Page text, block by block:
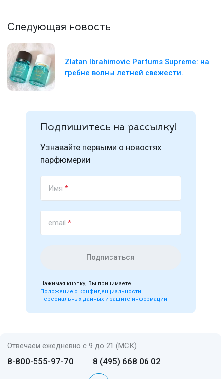
Следующая новость
Zlatan Ibrahimovic Parfums Supreme: на
гребне волны летней свежести.
Подпишитесь на рассылку!
Узнавайте первыми о новостях
парфюмерии
Имя *
email *
Подписаться
Нажимая кнопку, Вы принимаете
Положение о конфиденциальности
персональных данных и защите информации
Отвечаем ежедневно с 9 до 21 (МСК)
8-800-555-97-70 8 (495) 668 06 02